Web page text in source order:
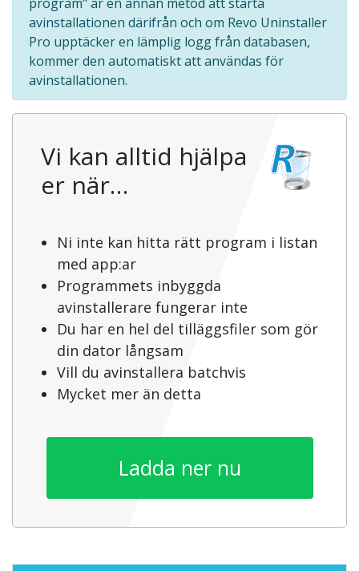
avinstallationen därifrån och om Revo Uninstaller
Pro upptäcker en lämplig logg från databasen,
kommer den automatiskt att användas för
avinstallationen.
Vi kan alltid hjälpa
er när…
Ni inte kan hitta rätt program i listan
med app:ar
Programmets inbyggda
avinstallerare fungerar inte
Du har en hel del tilläggsfiler som gör
din dator långsam
Vill du avinstallera batchvis
Mycket mer än detta
Ladda ner nu